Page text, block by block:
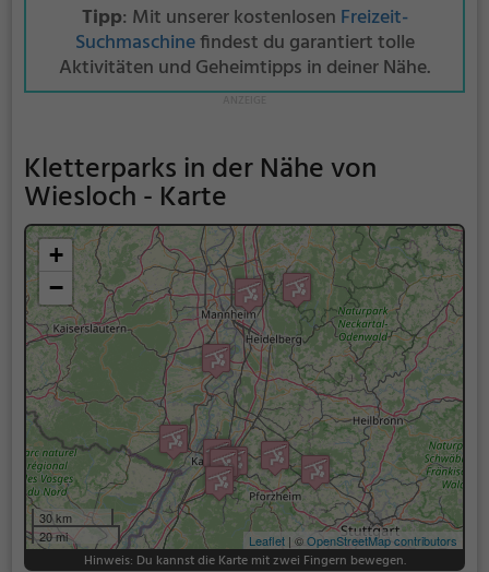
Tipp: Mit unserer kostenlosen Freizeit-
Suchmaschinefindest du garantiert tolle
Aktivitäten und Geheimtipps in deiner Nähe.
Kletterparks in der Nähe von
Wiesloch - Karte
+
−
30 km
20 mi
Leaflet | ©OpenStreetMap contributors
Hinweis: Du kannst die Karte mit zwei Fingern bewegen.